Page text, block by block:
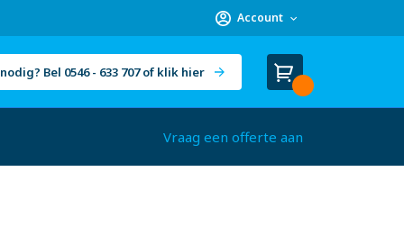
Account
Bel 0546 - 633 707 of klik hier
Winkelwagen
Cart
Vraag een offerte aan